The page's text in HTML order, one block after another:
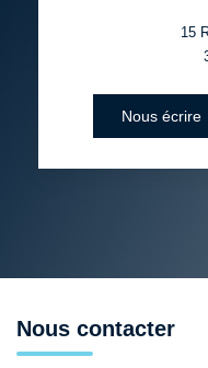
15
Nous écrire
Nous contacter